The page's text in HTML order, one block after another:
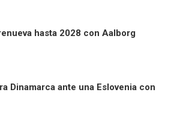
hasta 2028 con Aalborg
Dinamarca ante una Eslovenia con